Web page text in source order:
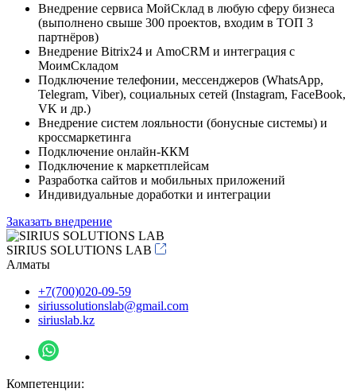
Внедрение сервиса МойСклад в любую сферу бизнеса
(выполнено свыше 300 проектов, входим в ТОП 3
партнёров)
Внедрение Bitrix24 и AmoCRM и интеграция с
МоимСкладом
Подключение телефонии, мессенджеров (WhatsApp,
Telegram, Viber), социальных сетей (Instagram, FaceBook,
VK и др.)
Внедрение систем лояльности (бонусные системы) и
кроссмаркетинга
Подключение онлайн-ККМ
Подключение к маркетплейсам
Разработка сайтов и мобильных приложений
Индивидуальные доработки и интеграции
Заказать внедрение
SIRIUS SOLUTIONS LAB
Алматы
+7(700)020-09-59
siriussolutionslab@gmail.com
siriuslab.kz
Компетенции: